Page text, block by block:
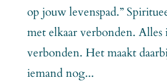
op jouw levenspad.”
met elkaar verbonden. Alles
verbonden. Het maakt
iemand nog...